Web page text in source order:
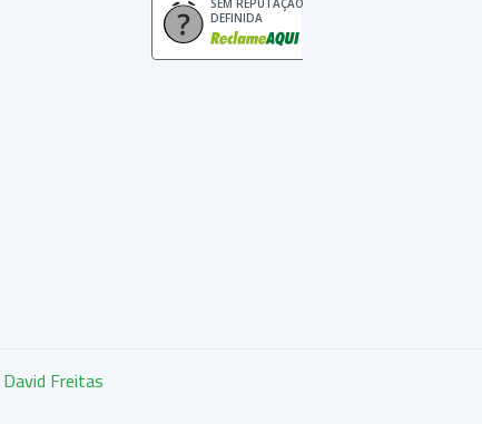
SEM REPUTAÇÃO
DEFINIDA
David Freitas